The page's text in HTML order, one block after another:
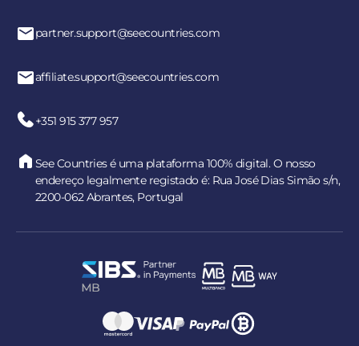
partner.support@seecountries.com
affiliate.support@seecountries.com
+351 915 377 957
See Countries é uma plataforma 100% digital. O nosso
endereço legalmente registado é: Rua José Dias Simão s/n,
2200-062 Abrantes, Portugal